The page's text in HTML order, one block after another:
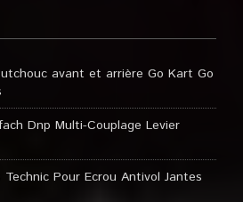
avant et arrière Go Kart Go
Dnp Multi-Couplage Levier
Technic Pour Ecrou Antivol Jantes